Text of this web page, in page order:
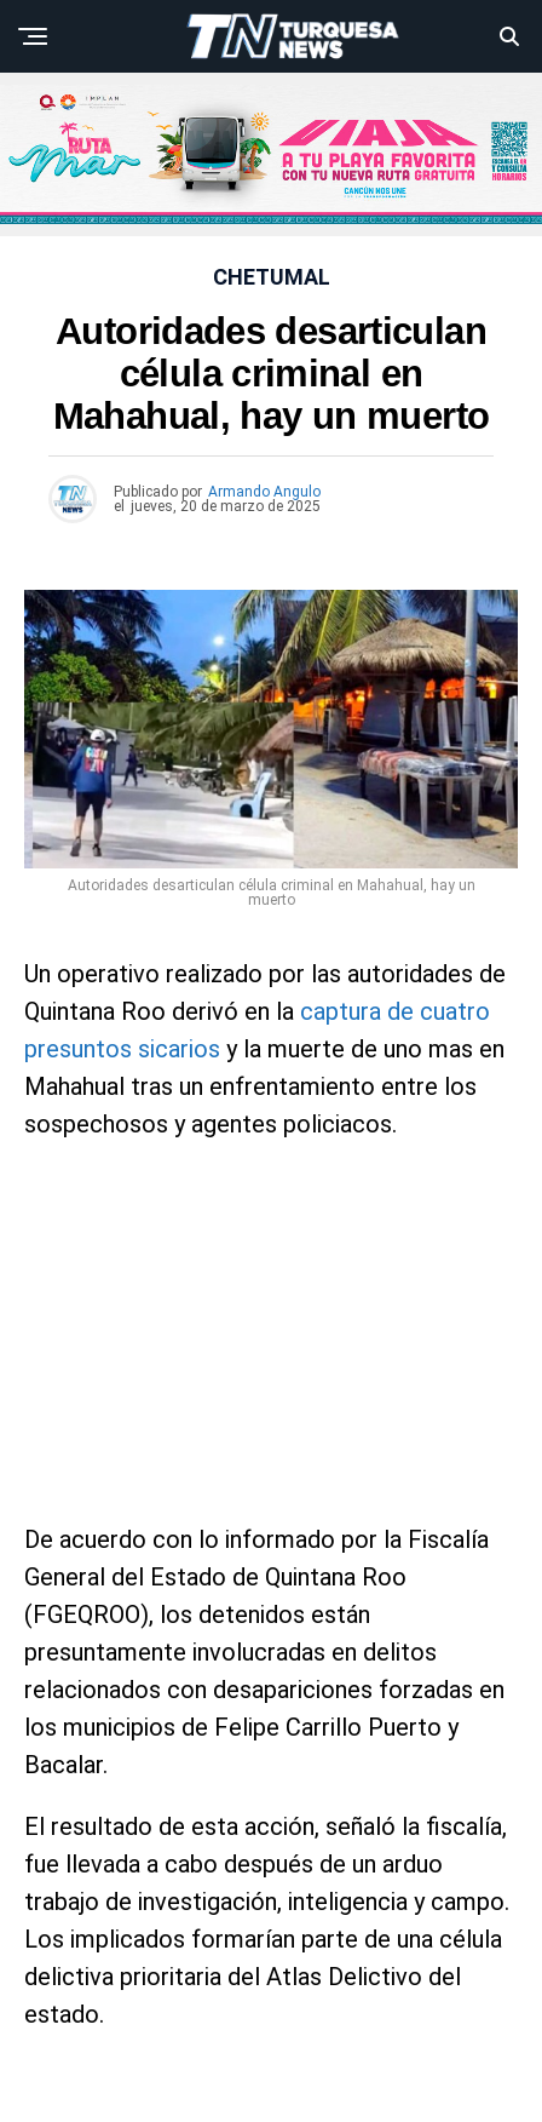
CHETUMAL
Autoridades desarticulan
célula criminal en
Mahahual, hay un muerto
Publicado por Armando Angulo
el
jueves, 20 de marzo de 2025
Autoridades desarticulan célula criminal en Mahahual, hay un
muerto
Un operativo realizado por las autoridades de
Quintana Roo derivó en la captura de cuatro
presuntos sicarios y la muerte de uno mas en
Mahahual tras un enfrentamiento entre los
sospechosos y agentes policiacos.
De acuerdo con lo informado por la Fiscalía
General del Estado de Quintana Roo
(FGEQROO), los detenidos están
presuntamente involucradas en delitos
relacionados con desapariciones forzadas en
los municipios de Felipe Carrillo Puerto y
Bacalar.
El resultado de esta acción, señaló la fiscalía,
fue llevada a cabo después de un arduo
trabajo de investigación, inteligencia y campo.
Los implicados formarían parte de una célula
delictiva prioritaria del Atlas Delictivo del
estado.